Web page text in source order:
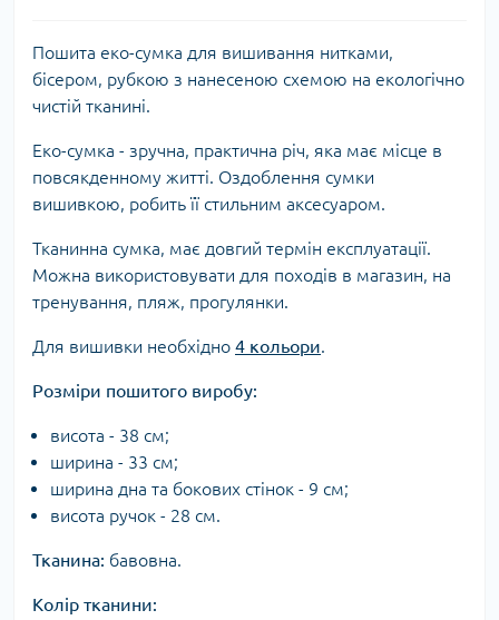
Пошита еко-сумка для вишивання нитками,
бісером, рубкою з нанесеною схемою на екологічно
чистій тканині.
Еко-сумка - зручна, практична річ, яка має місце в
повсякденному житті. Оздоблення сумки
вишивкою, робить її стильним аксесуаром.
Тканинна сумка, має довгий термін експлуатації.
Можна використовувати для походів в магазин, на
тренування, пляж, прогулянки.
Для вишивки необхідно 4 кольори.
Розміри пошитого виробу:
висота - 38 см;
ширина - 33 см;
ширина дна та бокових стінок - 9 см;
висота ручок - 28 см.
Тканина: бавовна.
Колір тканини: